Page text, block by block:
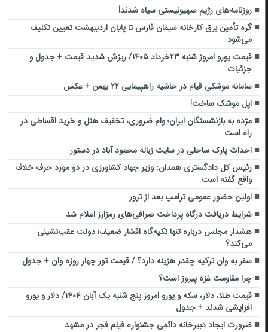
روزنامه‌های رژیم صهیونیستی سیاه شدند!
گره تأمین برق کارخانه سیمان فارس تا پایان اردیبهشت تعیین تکلیف
می‌شود
قیمت یورو امروز شنبه ۲۳خرداد ۱۴۰۵/ ریزش شدید قیمت + جدول و
جزئیات
سامانه موشکی قیام در حاشیه راهپیمایی ۲۲ بهمن + عکس
اپل موشک ساخت!
مژده به بازنشستگان ایران؛ وام ضروری، تخفیف هتل و خرید اقساطی در
راه است
احداث پارک ساحلی در سایت زباله محمود آباد در دستور
رئیس کل دادگستری همدان: وزیر جهاد کشاورزی در دو مورد حرف خلاف
واقع گفته است
اولین حضور عمومی ترامپ بعد از ترور
شرایط دریافت درگاه پرداخت صرافی‌های رمزارز اعلام شد
هشدار مجلس درباره تنها تکیه‌گاه اقشار ضعیف؛ دولت عقب‌نشینی
می‌کند؟
سفر به وان ترکیه چقدر هزینه دارد؟ / قیمت تور چهار روزه وان + جدول
چرا مقاومت غزه پیروز است؟
قیمت طلا، دلار، سکه و یورو امروز پنج شنبه یک آبان ۱۴۰۴/ دلار و یورو
افزایشی شدند + جدول
ضرورت ایجاد دبیرخانه دائمی جشنواره فیلم فجر در مشهد